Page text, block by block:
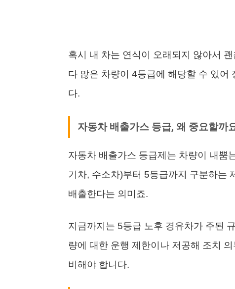
혹시 내 차는 연식이 오래되지 않아서
다 많은 차량이 4등급에 해당할 수 있어
다.
자동차 배출가스 등급, 왜 중요할까
자동차 배출가스 등급제는 차량이 내뿜
기차, 수소차)부터 5등급까지 구분하는
배출한다는 의미죠.
지금까지는 5등급 노후 경유차가 주된
량에 대한 운행 제한이나 저공해 조치
비해야 합니다.